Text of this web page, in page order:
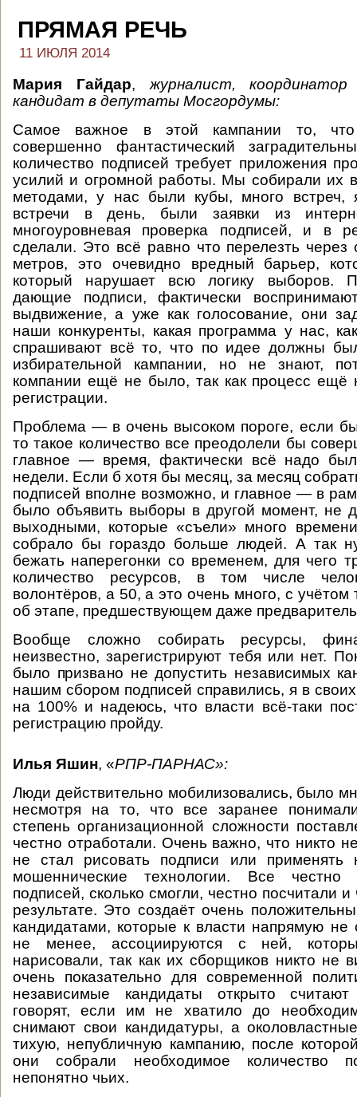
ПРЯМАЯ РЕЧЬ
11 ИЮЛЯ 2014
Мария Гайдар, журналист,
кандидат в депутаты Мосгордумы:
Самое важное в этой кампании то,
совершенно фантастический
количество подписей требует приложения
усилий и огромной работы. Мы собирали их
методами, у нас были кубы, много встреч,
встречи в день, были заявки из
многоуровневая проверка подписей, и в
сделали. Это всё равно что перелезть через
метров, это очевидно вредный барьер,
который нарушает всю логику выборов.
дающие подписи, фактически
выдвижение, а уже как голосование, они
наши конкуренты, какая программа у нас,
спрашивают всё то, что по идее должны
избирательной кампании, но не знают,
компании ещё не было, так как процесс
регистрации.
Проблема — в очень высоком пороге, если
то такое количество все преодолели бы
главное — время, фактически всё надо
недели. Если б хотя бы месяц, за месяц
подписей вполне возможно, и главное — в
было объявить выборы в другой момент, не
выходными, которые «съели» много
собрало бы гораздо больше людей. А так
бежать наперегонки со временем, для чего
количество ресурсов, в том числе
волонтёров, а 50, а это очень много, с учётом
об этапе, предшествующем даже
Вообще сложно собирать ресурсы,
неизвестно, зарегистрируют тебя или нет.
было призвано не допустить независимых
нашим сбором подписей справились, я в
на 100% и надеюсь, что власти всё-таки
регистрацию пройду.
Илья Яшин, «РПР-ПАРНАС»:
Люди действительно мобилизовались, было
несмотря на то, что все заранее
степень организационной сложности
честно отработали. Очень важно, что никто
не стал рисовать подписи или применять
мошеннические технологии. Все честно
подписей, сколько смогли, честно посчитали
результате. Это создаёт очень
кандидатами, которые к власти напрямую не
не менее, ассоциируются с ней,
нарисовали, так как их сборщиков никто не
очень показательно для современной
независимые кандидаты открыто
говорят, если им не хватило до
снимают свои кандидатуры, а
тихую, непубличную кампанию, после
они собрали необходимое количество
непонятно чьих.